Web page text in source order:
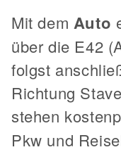
Mit dem Auto
über die E42
folgst
Richtung
stehen
Pkw und